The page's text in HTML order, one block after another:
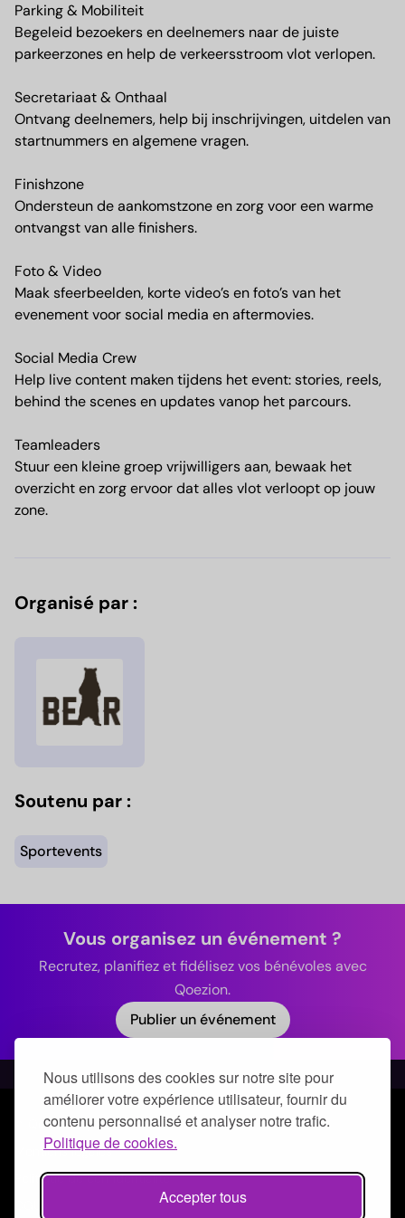
Nous utilisons des cookies sur notre site pour
améliorer votre expérience utilisateur, fournir du
contenu personnalisé et analyser notre trafic.
Politique de cookies.
Accepter tous
Parking & Mobiliteit
Begeleid bezoekers en deelnemers naar de juiste
parkeerzones en help de verkeersstroom vlot verlopen.
Secretariaat & Onthaal
Ontvang deelnemers, help bij inschrijvingen, uitdelen van
startnummers en algemene vragen.
Finishzone
Ondersteun de aankomstzone en zorg voor een warme
ontvangst van alle finishers.
Foto & Video
Maak sfeerbeelden, korte video’s en foto’s van het
evenement voor social media en aftermovies.
Social Media Crew
Help live content maken tijdens het event: stories, reels,
behind the scenes en updates vanop het parcours.
Teamleaders
Stuur een kleine groep vrijwilligers aan, bewaak het
overzicht en zorg ervoor dat alles vlot verloopt op jouw
zone.
Organisé par :
Soutenu par :
Sportevents
Vous organisez un événement ?
Recrutez, planifiez et fidélisez vos bénévoles avec
Qoezion.
Publier un événement
© Qoezion by Quick-Off
Mentions légales
Politique de confidentialité